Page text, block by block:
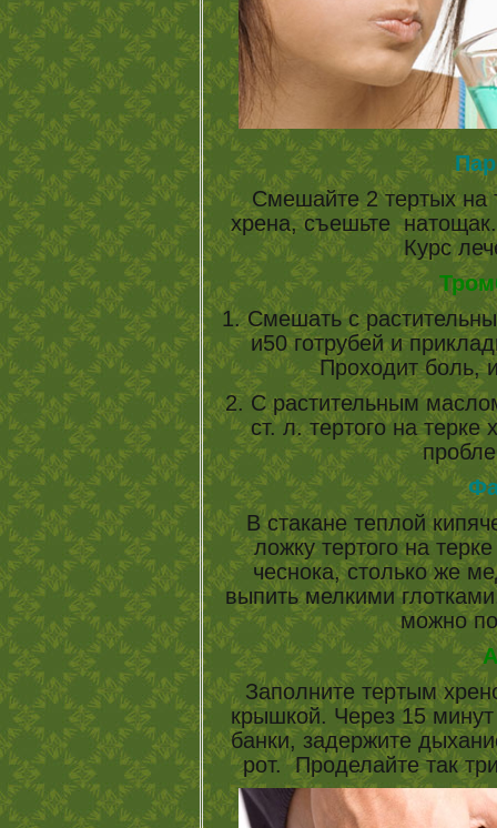
Смешайте 2 тертых на
хрена, съешьте
Курс
1. Смешать с
и50 готрубей и
Проходит боль,
2. С растительным
ст. л. тертого на
В стакане теплой
ложку тертого на
чеснока, столько же
выпить мелкими
можно
Заполните тертым
крышкой. Через 15 минут
банки, задержите
рот. Проделайте так